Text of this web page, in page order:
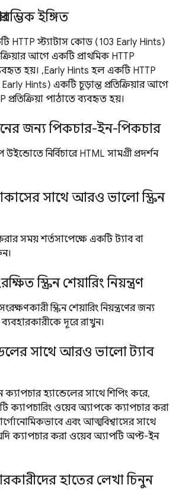
ইঙ্গিত
HTTP স্ট্যাটাস কোড (103 Early Hints)
আগে একটি প্রাথমিক HTTP
হয়। ,Early Hints হল একটি HTTP
Hints) একটি চূড়ান্ত প্রতিক্রিয়ার আগে
প্রতিক্রিয়া পাঠাতে ব্যবহৃত হয়।
জন্য পিকচার-ইন-পিকচার
নির্বিচারে HTML সামগ্রী প্রদর্শন
সাথে আরও ভালো স্ক্রিন
সময় শর্তসাপেক্ষে একটি ট্যাব বা
স্ক্রিন শেয়ারিং নিয়ন্ত্রণ
স্ক্রিন শেয়ারিং নিয়ন্ত্রণের জন্য
দূরে রাখুন।
সাথে আরও ভালো ট্যাব
ক্যাপচার হ্যান্ডেলের সাথে শিপিং করে,
ক্যাপচারিং ওয়েব অ্যাপকে ক্যাপচার করা
এবং আত্মবিশ্বাসের সাথে
ক্যাপচার করা ওয়েব অ্যাপটি অপ্ট-ইন
হাতের লেখা চিনুন